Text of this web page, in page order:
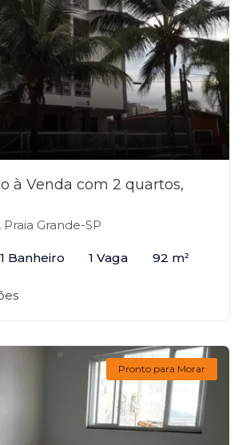
à Venda com 2 quartos,
Praia Grande-SP
1 Banheiro 1 Vaga 92 m²
Pronto para Morar